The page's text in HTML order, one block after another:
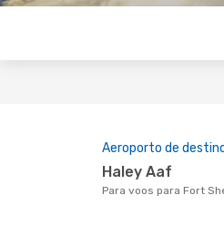
Aeroporto de
Haley Aaf
Para voos para Fort